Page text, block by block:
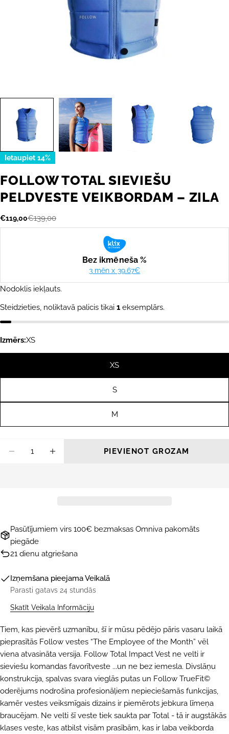
Ietaupiet 14%
FOLLOW TOTAL SIEVIEŠU
PELDVESTE VEIKBORDAM – ZILA
Akcijas
cena
€119,00
Parastā
cena
€139,00
Nodoklis iekļauts.
Steidzieties, noliktavā palicis tikai 1 eksemplārs.
Izmērs:XS
XS
S
M
PIEVIENOT GROZAM
Pasūtījumiem virs 100€ bezmaksas Omniva pakomāts
piegāde
21 dienu atgriešana
Izņemšana pieejamaVeikalā
Parasti gatavs 24 stundās
Skatīt Veikala Informāciju
Tiem, kas pievērš uzmanību, šī ir mūsu pēdējo pāris vasaru laikā
pieprasītās Follow vestes “The Employee of the Month” vēl
viena atvasināta versija. Follow Total Impact Vest ne velti ir
sieviešu komandas favorītveste ...un ne bez iemesla. Divslāņu
konstrukcija, spalvas svara vieglās putas un Follow TrueFit©
oderējums nodrošina profesionāļiem nepieciešamās funkcijas,
kamēr vestes veiksmīgais dizains ir piemērots jebkura līmeņa
braucējam. Ne velti šī veste tiek saukta par Total - tā ir augstākās
klases veste, kas atbilst visām prasībām, kas ir laba veikborda
UZDOT JAUTĀJUMU
Jūsu
vārds